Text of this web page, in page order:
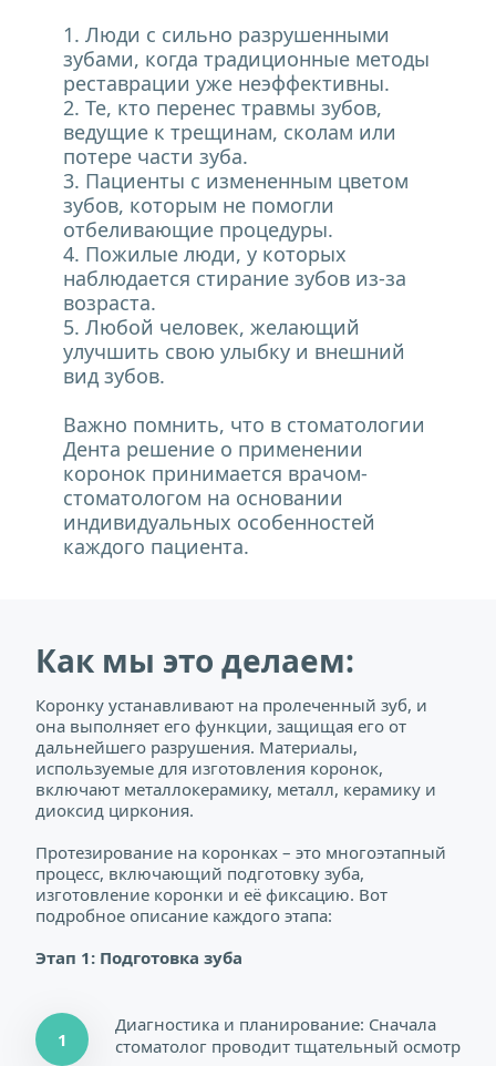
1. Люди с сильно разрушенными
зубами, когда традиционные методы
реставрации уже неэффективны.
2. Те, кто перенес травмы зубов,
ведущие к трещинам, сколам или
потере части зуба.
3. Пациенты с измененным цветом
зубов, которым не помогли
отбеливающие процедуры.
4. Пожилые люди, у которых
наблюдается стирание зубов из-за
возраста.
5. Любой человек, желающий
улучшить свою улыбку и внешний
вид зубов.
Важно помнить, что в стоматологии
Дента решение о применении
коронок принимается врачом-
стоматологом на основании
индивидуальных особенностей
каждого пациента.
Как мы это делаем:
Коронку устанавливают на пролеченный зуб, и
она выполняет его функции, защищая его от
дальнейшего разрушения. Материалы,
используемые для изготовления коронок,
включают металлокерамику, металл, керамику и
диоксид циркония.
Протезирование на коронках – это многоэтапный
процесс, включающий подготовку зуба,
изготовление коронки и её фиксацию. Вот
подробное описание каждого этапа:
Этап 1: Подготовка зуба
1
Диагностика и планирование: Сначала
стоматолог проводит тщательный осмотр